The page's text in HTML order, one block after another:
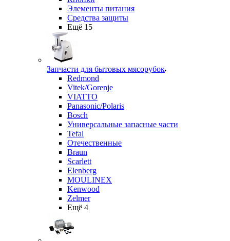
Элементы питания
Средства защиты
Ещё 15
Запчасти для бытовых мясорубок
Redmond
Vitek/Gorenje
VIATTO
Panasonic/Polaris
Bosch
Универсальные запасные части
Tefal
Отечественные
Braun
Scarlett
Elenberg
MOULINEX
Kenwood
Zelmer
Ещё 4